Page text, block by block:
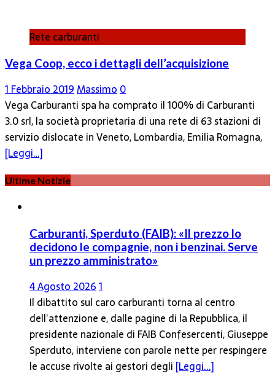
Rete carburanti
Vega Coop, ecco i dettagli dell’acquisizione
1 Febbraio 2019Massimo0
Vega Carburanti spa ha comprato il 100% di Carburanti
3.0 srl, la società proprietaria di una rete di 63 stazioni di
servizio dislocate in Veneto, Lombardia, Emilia Romagna,
[Leggi…]
Ultime Notizie
Carburanti, Sperduto (FAIB): «Il prezzo lo
decidono le compagnie, non i benzinai. Serve
un prezzo amministrato»
4 Agosto 20261
Il dibattito sul caro carburanti torna al centro
dell’attenzione e, dalle pagine di la Repubblica, il
presidente nazionale di FAIB Confesercenti, Giuseppe
Sperduto, interviene con parole nette per respingere
le accuse rivolte ai gestori degli [Leggi...]